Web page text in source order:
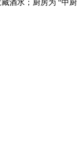
酒水；厨房为 “中